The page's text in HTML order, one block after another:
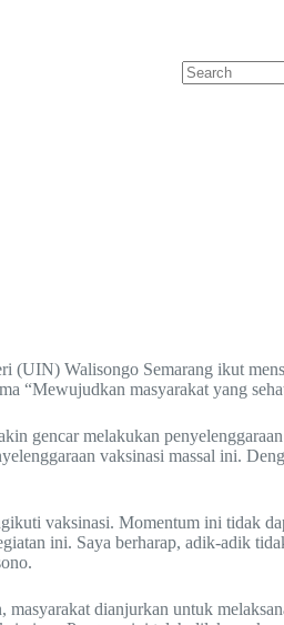
Walisongo Semarang ikut
“Mewujudkan masyarakat yang
gencar melakukan
vaksinasi massal ini.
vaksinasi. Momentum ini tidak
ini. Saya berharap, adik-adik
dianjurkan untuk